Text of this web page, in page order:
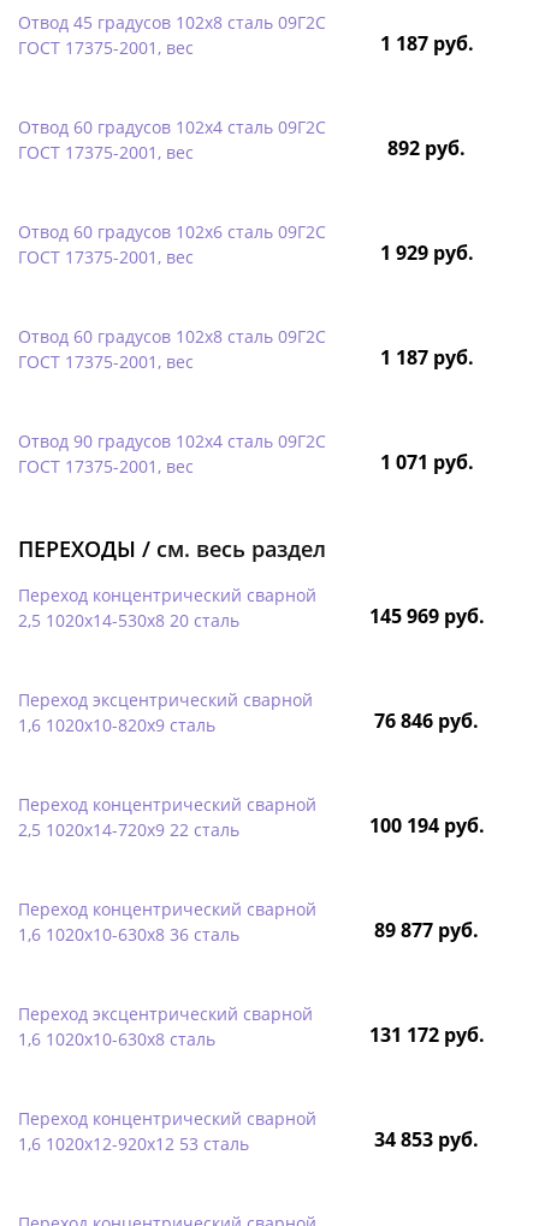
Отвод 45 градусов 102х8 сталь 09Г2С
ГОСТ 17375-2001, вес
1 187 руб.
Отвод 60 градусов 102х4 сталь 09Г2С
ГОСТ 17375-2001, вес
892 руб.
Отвод 60 градусов 102х6 сталь 09Г2С
ГОСТ 17375-2001, вес
1 929 руб.
Отвод 60 градусов 102х8 сталь 09Г2С
ГОСТ 17375-2001, вес
1 187 руб.
Отвод 90 градусов 102х4 сталь 09Г2С
ГОСТ 17375-2001, вес
1 071 руб.
ПЕРЕХОДЫ / см. весь раздел
Переход концентрический сварной
2,5 1020х14-530х8 20 сталь
145 969 руб.
Переход эксцентрический сварной
1,6 1020х10-820х9 сталь
76 846 руб.
Переход концентрический сварной
2,5 1020х14-720х9 22 сталь
100 194 руб.
Переход концентрический сварной
1,6 1020х10-630х8 36 сталь
89 877 руб.
Переход эксцентрический сварной
1,6 1020х10-630х8 сталь
131 172 руб.
Переход концентрический сварной
1,6 1020х12-920х12 53 сталь
34 853 руб.